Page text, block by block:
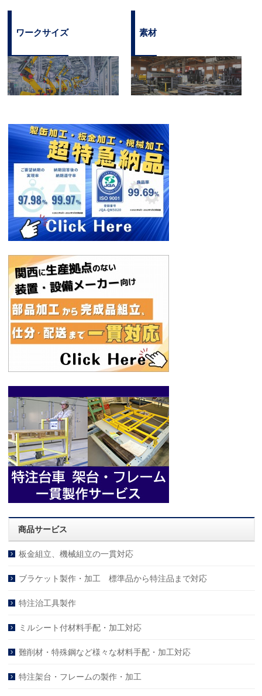
ワークサイズ 素材
商品サービス
板金組立、機械組立の一貫対応
ブラケット製作・加工 標準品から特注品まで対応
特注治工具製作
ミルシート付材料手配・加工対応
難削材・特殊鋼など様々な材料手配・加工対応
特注架台・フレームの製作・加工